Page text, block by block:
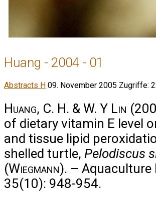
Huang - 2004 - 01
Abstracts H 09. November 2005 Zugriffe:
Huang, C. H. & W. Y Lin
of dietary vitamin E level
and tissue lipid
shelled turtle, Pelodiscus
(Wiegmann). – Aquaculture
35(10): 948-954.